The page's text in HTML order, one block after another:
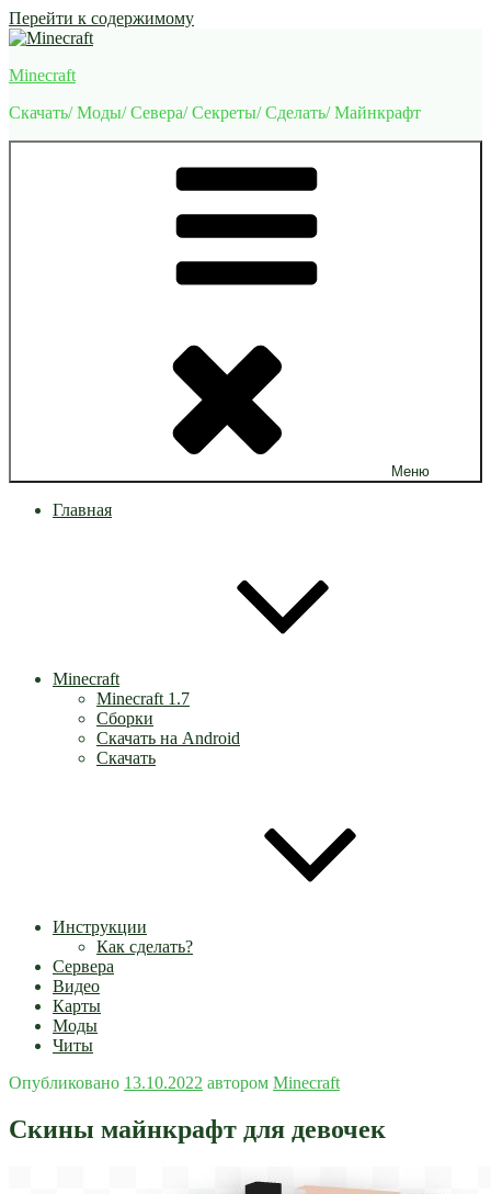
Перейти к содержимому
Minecraft
Скачать/ Моды/ Севера/ Секреты/ Сделать/ Майнкрафт
Меню
Главная
Minecraft
Minecraft 1.7
Сборки
Скачать на Android
Скачать
Инструкции
Как сделать?
Сервера
Видео
Карты
Моды
Читы
Опубликовано 13.10.2022 автором Minecraft
Скины майнкрафт для девочек